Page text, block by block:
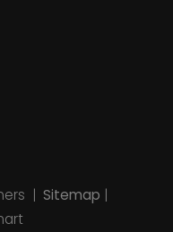
| Sitemap |